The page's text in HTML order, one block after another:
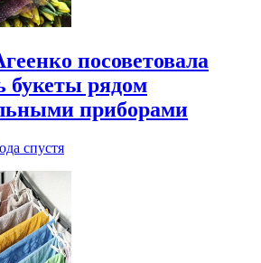
посоветовала
букеты рядом
приборами
спустя